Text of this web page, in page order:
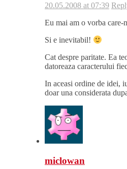
20.05.2008 at 07:39
Eu mai am o vorba care-
Si e inevitabil!
Cat despre paritate. Ea
datoreaza caracterului
In aceasi ordine de idei,
doar una considerata
miclowan